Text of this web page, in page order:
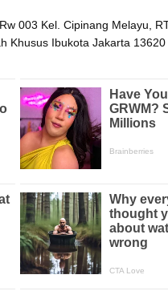
003 Kel. Cipinang Melayu,
Khusus Ibukota Jakarta 13620